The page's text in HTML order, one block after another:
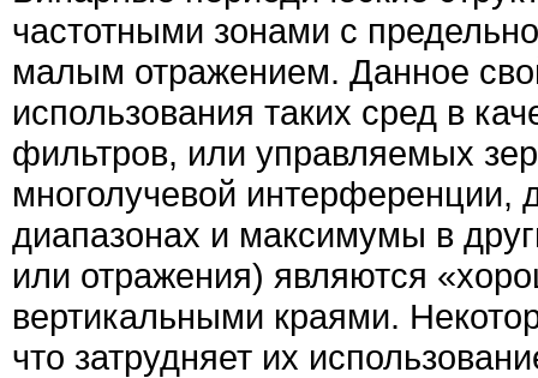
частотными зонами с
малым отражением. Данное
использования таких сред в
фильтров, или управляемых
многолучевой
диапазонах и максимумы в
или отражения) являются
вертикальными краями.
что затрудняет их